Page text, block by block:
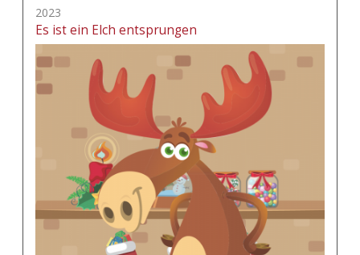
2023
Es ist ein Elch entsprungen